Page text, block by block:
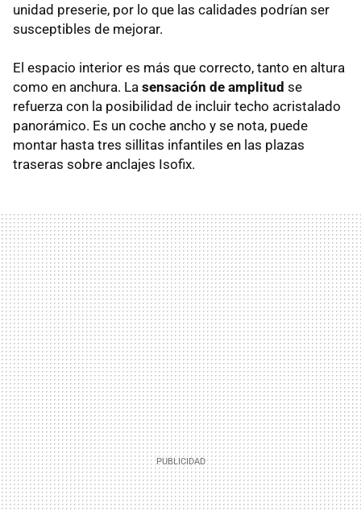
unidad preserie, por lo que las calidades podrían ser
susceptibles de mejorar.
El espacio interior es más que correcto, tanto en altura
como en anchura. La sensación de amplitud se
refuerza con la posibilidad de incluir techo acristalado
panorámico. Es un coche ancho y se nota, puede
montar hasta tres sillitas infantiles en las plazas
traseras sobre anclajes Isofix.